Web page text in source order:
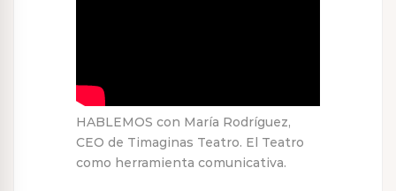
HABLEMOS con María Rodríguez,
CEO de Timaginas Teatro. El Teatro
como herramienta comunicativa.